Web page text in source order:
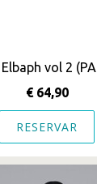
vol 2
€ 64,90
RESERVAR